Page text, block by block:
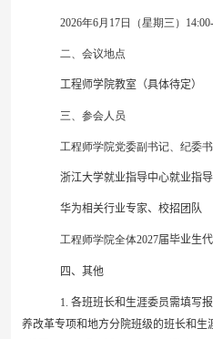
2026年6月 17日（星期三）
二、会议地点
工程师学院教室（具体待定）
三、参会人员
工程师学院党委副书记、纪委
浙江大学就业指导中心就业指
华为相关行业专家、校招团队
工程师学院全体2027届毕业生
四、其他
1.各班班长和生涯委员需填写
养改革专项和地方分院班级的班长和生